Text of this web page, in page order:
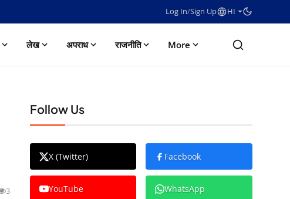
Log In/Sign Up HI
लेख अपराध राजनीति More
3
Follow Us
X (Twitter) Facebook
YouTube WhatsApp